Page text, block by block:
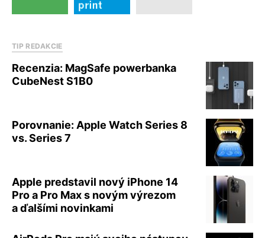
TIP REDAKCIE
Recenzia: MagSafe powerbanka
CubeNest S1B0
Porovnanie: Apple Watch Series 8
vs. Series 7
Apple predstavil nový iPhone 14
Pro a Pro Max s novým výrezom
a ďalšími novinkami